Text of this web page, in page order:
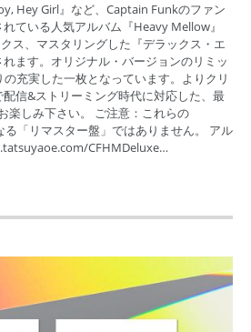
Hey Girl』など、Captain Funkのファン
ている人気アルバム『Heavy Mellow』
ス、マスタリングした『デラックス・エ
ます。オリジナル・バージョンのリミッ
充実した一枚となっています。よりクリ
信&ストリーミング時代に対応した、最
楽しみ下さい。 ご注意：これらの
る「リマスター盤」ではありません。 アル
CFHMDeluxe…